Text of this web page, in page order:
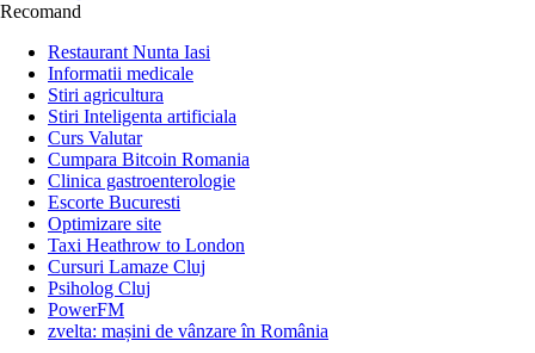
Recomand
Restaurant Nunta Iasi
Informatii medicale
Stiri agricultura
Stiri Inteligenta artificiala
Curs Valutar
Cumpara Bitcoin Romania
Clinica gastroenterologie
Escorte Bucuresti
Optimizare site
Taxi Heathrow to London
Cursuri Lamaze Cluj
Psiholog Cluj
PowerFM
zvelta: mașini de vânzare în România